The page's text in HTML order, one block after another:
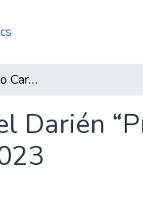
Programa de gobierno Carmen del Darién “Primero la gente – Oportunidad para todos” 2020-2023
Darién